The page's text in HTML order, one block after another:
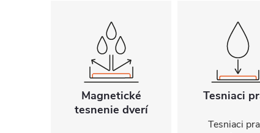
Magnetické
tesnenie dverí
Tesniaci
Tesniaci